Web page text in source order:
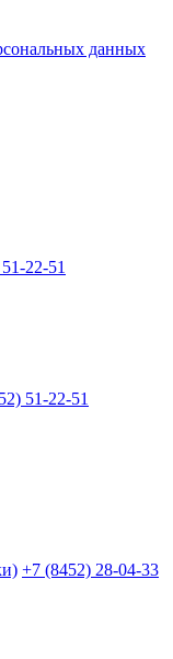
данных
22-51
51-22-51
+7 (8452) 28-04-33